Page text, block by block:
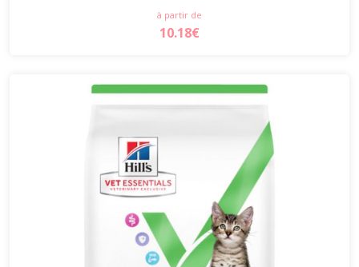
à partir de
10.18€